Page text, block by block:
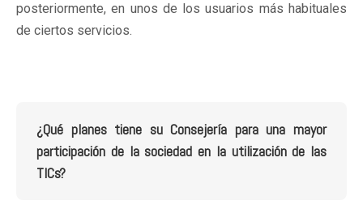
posteriormente, en unos de los usuarios más habituales
de ciertos servicios.
¿Qué planes tiene su Consejería para una mayor
participación de la sociedad en la utilización de las
TICs?